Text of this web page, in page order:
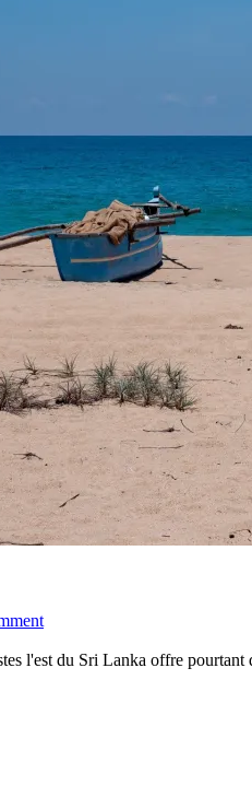
l'est du Sri Lanka offre pourtant